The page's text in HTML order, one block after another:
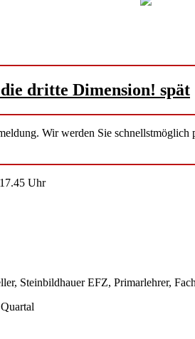
dritte Dimension! spät
Wir werden Sie
Uhr
Steinbildhauer EFZ, Primarlehrer,